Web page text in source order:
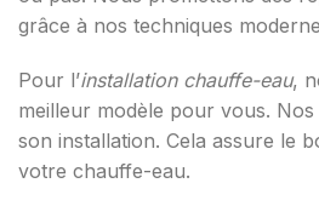
grâce à nos techniques
Pour l’installation chauffe-eau,
meilleur modèle pour vous. Nos
son installation. Cela assure le
votre chauffe-eau.